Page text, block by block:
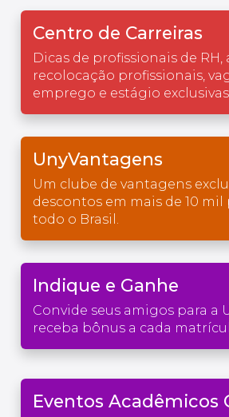
Centro de Carreiras
Dicas de profissionais de RH,
recolocação profissionais,
emprego e estágio exclusivas.
UnyVantagens
Um clube de vantagens
descontos em mais de 10 mil
todo o Brasil.
Indique e Ganhe
Convide seus amigos para a
receba bônus a cada
Eventos Acadêmicos